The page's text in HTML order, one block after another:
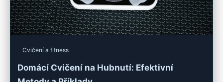
Cvičení a fitness
Domácí Cvičení na Hubnutí: Efektivní